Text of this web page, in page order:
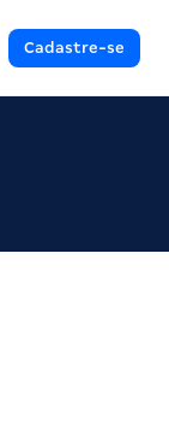
Cadastre-se